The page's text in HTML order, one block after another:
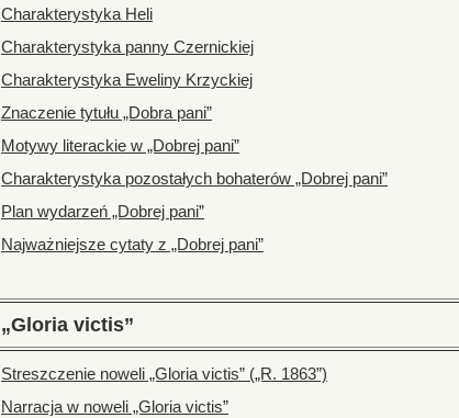
Charakterystyka Heli
Charakterystyka panny Czernickiej
Charakterystyka Eweliny Krzyckiej
Znaczenie tytułu „Dobra pani”
Motywy literackie w „Dobrej pani”
Charakterystyka pozostałych bohaterów „Dobrej pani”
Plan wydarzeń „Dobrej pani”
Najważniejsze cytaty z „Dobrej pani”
„Gloria victis”
Streszczenie noweli „Gloria victis” („R. 1863”)
Narracja w noweli „Gloria victis”